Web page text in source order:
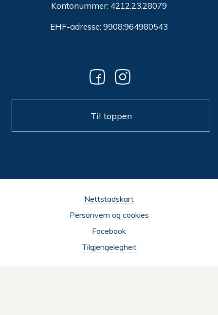
Kontonummer: 4212.23.28079
EHF-adresse: 9908:964980543
Til toppen
Nettstadskart
Personvern og cookies
Facebook
Tilgjengelegheit